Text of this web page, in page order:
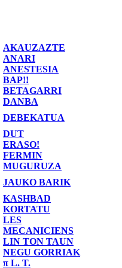
AKAUZAZTE
ANARI
ANESTESIA
BAP!!
BETAGARRI
DANBA
DEBEKATUA
DUT
ERASO!
FERMIN
MUGURUZA
JAUKO BARIK
KASHBAD
KORTATU
LES
MECANICIENS
LIN TON TAUN
NEGU GORRIAK
π L. T.